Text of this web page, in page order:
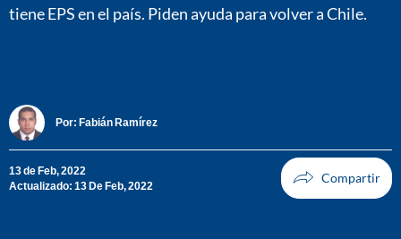
tiene EPS en el país. Piden ayuda para volver a Chile.
Por: Fabián Ramírez
13 de Feb, 2022
Actualizado: 13 De Feb, 2022